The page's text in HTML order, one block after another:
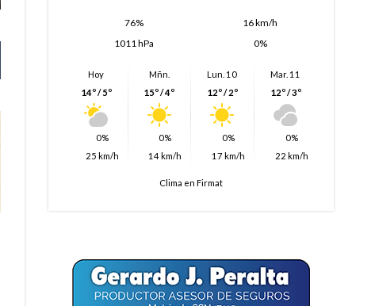
76%
16 km/h
1011 hPa
0%
Hoy
14º / 5º
0%
25 km/h
Mñn.
15º / 4º
0%
14 km/h
Lun. 10
12º / 2º
0%
17 km/h
Mar. 11
12º / 3º
0%
22 km/h
Clima en Firmat